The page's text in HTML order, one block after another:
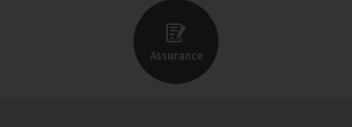
Assurance